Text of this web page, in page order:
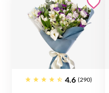
4.6 (290)